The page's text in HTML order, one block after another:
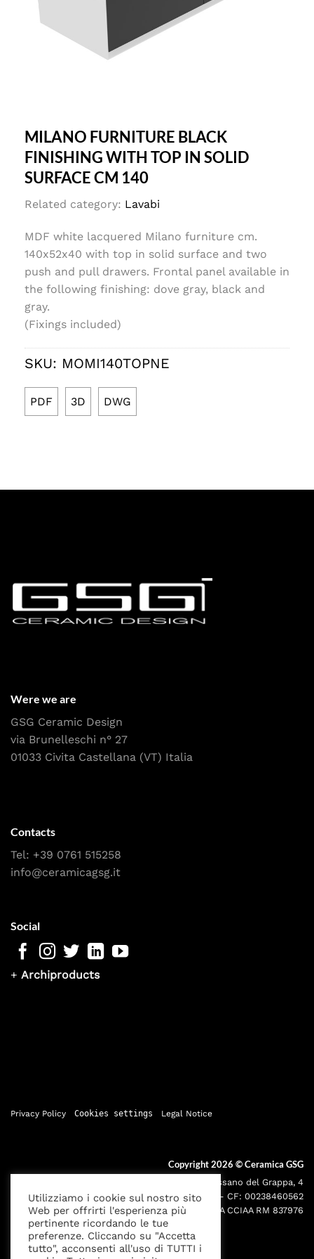
MILANO FURNITURE BLACK
FINISHING WITH TOP IN SOLID
SURFACE CM 140
Related category: Lavabi
MDF white lacquered Milano furniture cm.
140x52x40 with top in solid surface and two
push and pull drawers. Frontal panel available in
the following finishing: dove gray, black and
gray.
(Fixings included)
SKU: MOMI140TOPNE
PDF 3D DWG
Were we are
GSG Ceramic Design
via Brunelleschi n° 27
01033 Civita Castellana (VT) Italia
Contacts
Tel: +39 0761 515258
info@ceramicagsg.it
Social
+ Archiproducts
Privacy Policy Cookies settings Legal Notice
Copyright 2026 ©Ceramica GSG
Sede legale: Via Bassano del Grappa, 4
000195 - Roma P.IVA: 05095691001 - CF: 00238460562
Iscr. Reg. Imprese RM00238460562 REA CCIAA RM 837976
Utilizziamo i cookie sul nostro sito
Web per offrirti l'esperienza più
pertinente ricordando le tue
preferenze. Cliccando su "Accetta
tutto", acconsenti all'uso di TUTTI i